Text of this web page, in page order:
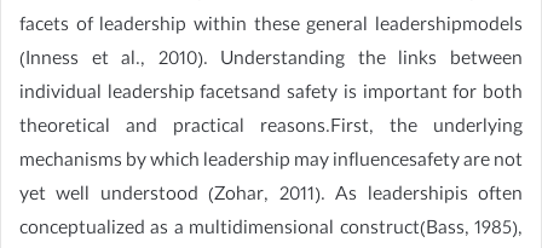
facets of leadership within these general leadershipmodels
(Inness et al., 2010). Understanding the links between
individual leadership facetsand safety is important for both
theoretical and practical reasons.First, the underlying
mechanisms by which leadership may influencesafety are not
yet well understood (Zohar, 2011). As leadershipis often
conceptualized as a multidimensional construct(Bass, 1985),